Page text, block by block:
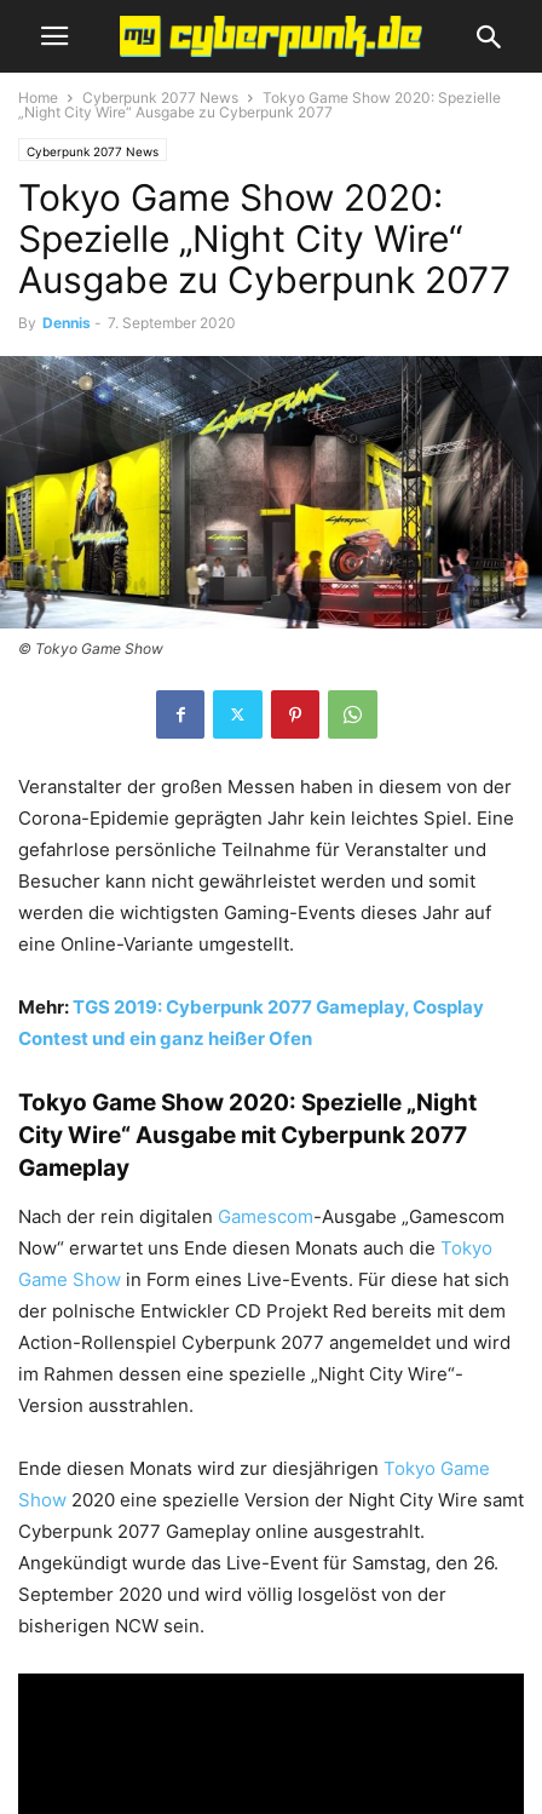
Home Cyberpunk 2077 News
Tokyo Game Show 2020: Spezielle
„Night City Wire“ Ausgabe zu Cyberpunk 2077
Cyberpunk 2077 News
Tokyo Game Show 2020:
Spezielle „Night City Wire“
Ausgabe zu Cyberpunk 2077
By Dennis - 7. September 2020
© Tokyo Game Show
Veranstalter der großen Messen haben in diesem von der
Corona-Epidemie geprägten Jahr kein leichtes Spiel. Eine
gefahrlose persönliche Teilnahme für Veranstalter und
Besucher kann nicht gewährleistet werden und somit
werden die wichtigsten Gaming-Events dieses Jahr auf
eine Online-Variante umgestellt.
Mehr:TGS 2019: Cyberpunk 2077 Gameplay, Cosplay
Contest und ein ganz heißer Ofen
Tokyo Game Show 2020: Spezielle „Night
City Wire“ Ausgabe mit Cyberpunk 2077
Gameplay
Nach der rein digitalen Gamescom-Ausgabe „Gamescom
Now“ erwartet uns Ende diesen Monats auch die Tokyo
Game Show in Form eines Live-Events. Für diese hat sich
der polnische Entwickler CD Projekt Red bereits mit dem
Action-Rollenspiel Cyberpunk 2077 angemeldet und wird
im Rahmen dessen eine spezielle „Night City Wire“-
Version ausstrahlen.
Ende diesen Monats wird zur diesjährigen Tokyo Game
Show 2020 eine spezielle Version der Night City Wire samt
Cyberpunk 2077 Gameplay online ausgestrahlt.
Angekündigt wurde das Live-Event für Samstag, den 26.
September 2020 und wird völlig losgelöst von der
bisherigen NCW sein.